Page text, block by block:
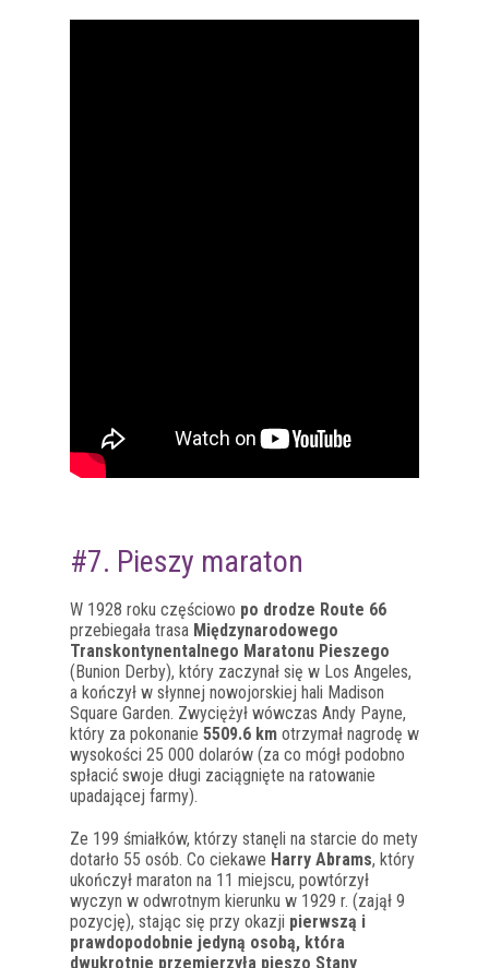
#7. Pieszy maraton
W 1928 roku częściowo po drodze Route 66
przebiegała trasa Międzynarodowego
Transkontynentalnego Maratonu Pieszego
(Bunion Derby), który zaczynał się w Los Angeles,
a kończył w słynnej nowojorskiej hali Madison
Square Garden. Zwyciężył wówczas Andy Payne,
który za pokonanie 5509.6 km otrzymał nagrodę w
wysokości 25 000 dolarów (za co mógł podobno
spłacić swoje długi zaciągnięte na ratowanie
upadającej farmy).
Ze 199 śmiałków, którzy stanęli na starcie do mety
dotarło 55 osób. Co ciekawe Harry Abrams, który
ukończył maraton na 11 miejscu, powtórzył
wyczyn w odwrotnym kierunku w 1929 r. (zajął 9
pozycję), stając się przy okazji pierwszą i
prawdopodobnie jedyną osobą, która
dwukrotnie przemierzyła pieszo Stany